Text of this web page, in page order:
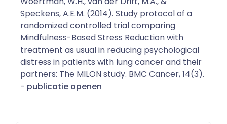
Speckens, A.E.M. (2014). Study protocol of a
randomized controlled trial comparing
Mindfulness-Based Stress Reduction with
treatment as usual in reducing psychological
distress in patients with lung cancer and their
partners: The MILON study. BMC Cancer, 14(3).
- publicatie openen